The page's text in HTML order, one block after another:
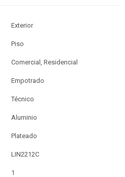
Exterior
Piso
Comercial, Residencial
Empotrado
Técnico
Aluminio
Plateado
LIN2212C
1